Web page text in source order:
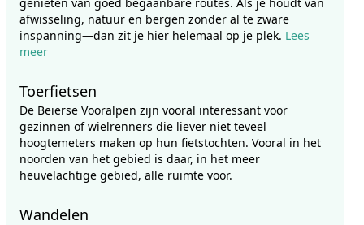
afwisseling, natuur en bergen zonder al te zware
inspanning—dan zit je hier helemaal op je plek. Lees
meer
Toerfietsen
De Beierse Vooralpen zijn vooral interessant voor
gezinnen of wielrenners die liever niet teveel
hoogtemeters maken op hun fietstochten. Vooral in het
noorden van het gebied is daar, in het meer
heuvelachtige gebied, alle ruimte voor.
Wandelen